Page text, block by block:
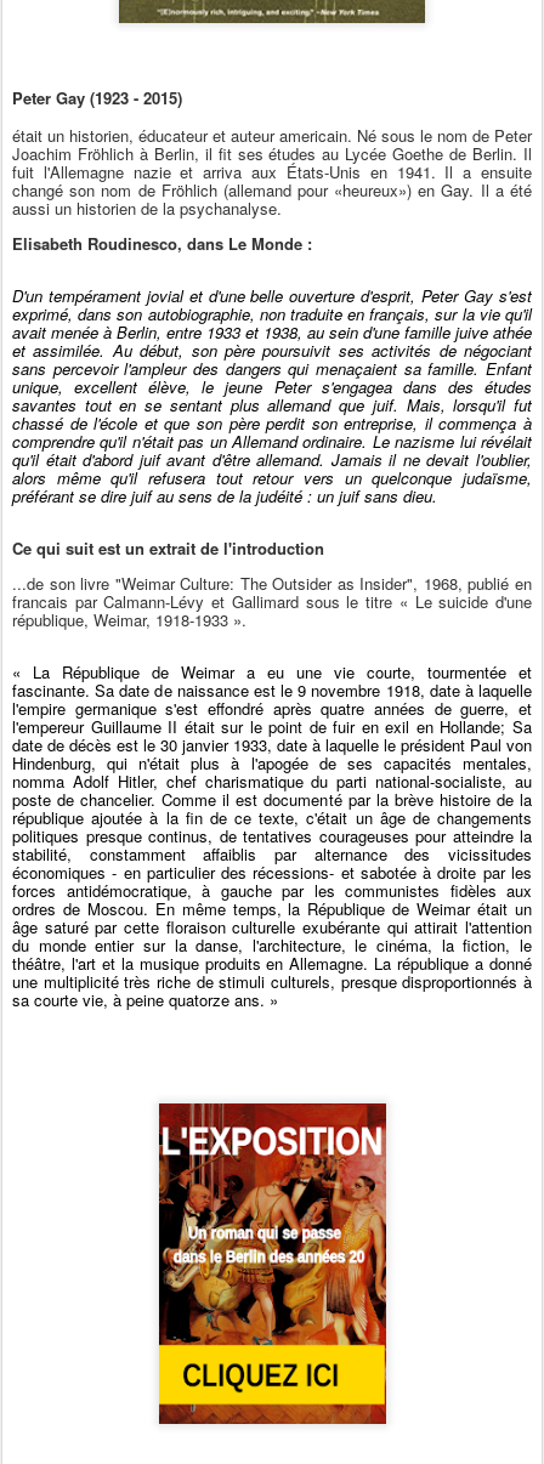
Peter Gay (1923 - 2015)
était un historien, éducateur et auteur americain. Né sous le nom de Peter
Joachim Fröhlich à Berlin, il fit ses études au Lycée Goethe de Berlin. Il
fuit l'Allemagne nazie et arriva aux États-Unis en 1941. Il a ensuite
changé son nom de Fröhlich (allemand pour «heureux») en Gay. Il a été
aussi un historien de la psychanalyse.
Elisabeth Roudinesco, dans Le Monde :
D'un tempérament jovial et d'une belle ouverture d'esprit, Peter Gay s'est
exprimé, dans son autobiographie, non traduite en français, sur la vie qu'il
avait menée à Berlin, entre 1933 et 1938, au sein d'une famille juive athée
et assimilée. Au début, son père poursuivit ses activités de négociant
sans percevoir l'ampleur des dangers qui menaçaient sa famille. Enfant
unique, excellent élève, le jeune Peter s'engagea dans des études
savantes tout en se sentant plus allemand que juif. Mais, lorsqu'il fut
chassé de l'école et que son père perdit son entreprise, il commença à
comprendre qu'il n'était pas un Allemand ordinaire. Le nazisme lui révélait
qu'il était d'abord juif avant d'être allemand. Jamais il ne devait l'oublier,
alors même qu'il refusera tout retour vers un quelconque judaïsme,
préférant se dire juif au sens de la judéité : un juif sans dieu.
Ce qui suit est un extrait de l'introduction
...de son livre "Weimar Culture: The Outsider as Insider", 1968, publié en
francais par Calmann-Lévy et Gallimard sous le titre « Le suicide d'une
république, Weimar, 1918-1933 ».
« La République de Weimar a eu une vie courte, tourmentée et
fascinante. Sa date de naissance est le 9 novembre 1918, date à laquelle
l'empire germanique s'est effondré après quatre années de guerre, et
l'empereur Guillaume II était sur le point de fuir en exil en Hollande; Sa
date de décès est le 30 janvier 1933, date à laquelle le président Paul von
Hindenburg, qui n'était plus à l'apogée de ses capacités mentales,
nomma Adolf Hitler, chef charismatique du parti national-socialiste, au
poste de chancelier. Comme il est documenté par la brève histoire de la
république ajoutée à la fin de ce texte, c'était un âge de changements
politiques presque continus, de tentatives courageuses pour atteindre la
stabilité, constamment affaiblis par alternance des vicissitudes
économiques - en particulier des récessions- et sabotée à droite par les
forces antidémocratique, à gauche par les communistes fidèles aux
ordres de Moscou. En même temps, la République de Weimar était un
âge saturé par cette floraison culturelle exubérante qui attirait l'attention
du monde entier sur la danse, l'architecture, le cinéma, la fiction, le
théâtre, l'art et la musique produits en Allemagne. La république a donné
une multiplicité très riche de stimuli culturels, presque disproportionnés à
sa courte vie, à peine quatorze ans. »